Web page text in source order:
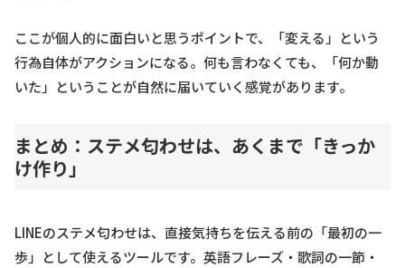
ここが個人的に面白いと思うポイントで、「変える」という
行為自体がアクションになる。何も言わなくても、「何か動
いた」ということが自然に届いていく感覚があります。
まとめ：ステメ匂わせは、あくまで「きっか
け作り」
LINEのステメ匂わせは、直接気持ちを伝える前の「最初の一
歩」として使えるツールです。英語フレーズ・歌詞の一節・